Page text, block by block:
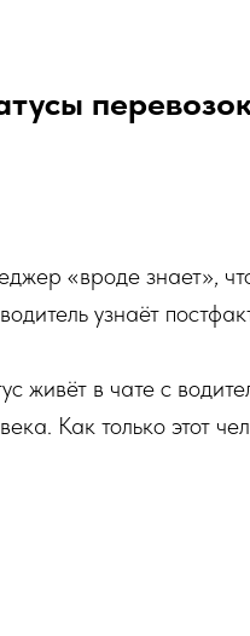
«вроде знает»,
узнаёт
живёт в чате с
Как только этот